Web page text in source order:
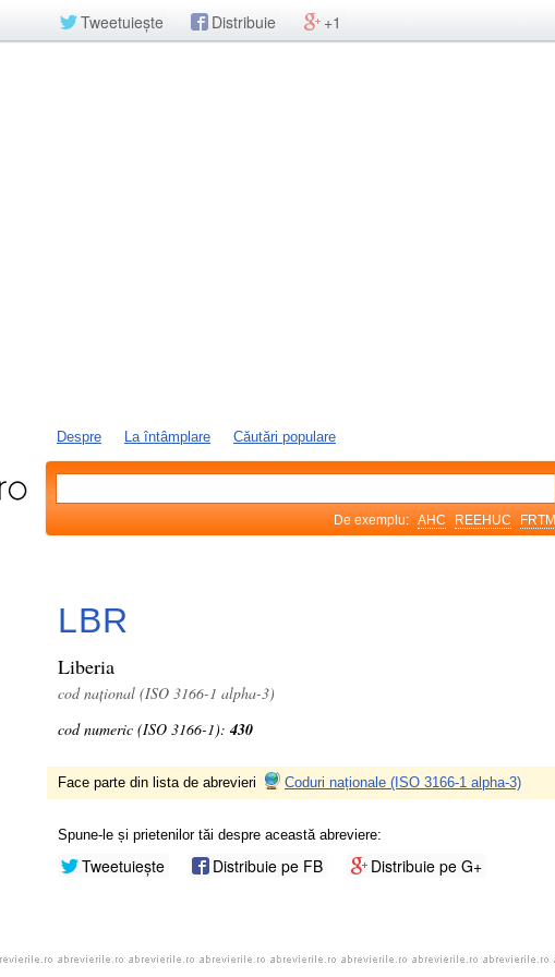
Tweetuiește Distribuie +1
Despre La întâmplare Căutări populare
De exemplu: AHC REEHUC FRTM
LBR
Liberia
cod național (ISO 3166-1 alpha-3)
cod numeric (ISO 3166-1): 430
Face parte din lista de abrevieri Coduri naționale (ISO 3166-1 alpha-3)
Spune-le și prietenilor tăi despre această abreviere:
Tweetuiește Distribuie pe FB Distribuie pe G+